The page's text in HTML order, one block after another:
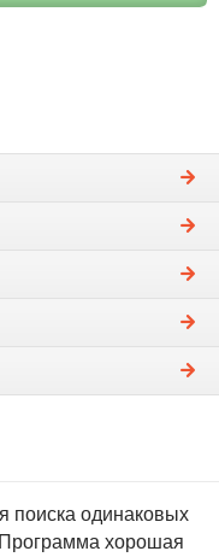
поиска одинаковых
хорошая